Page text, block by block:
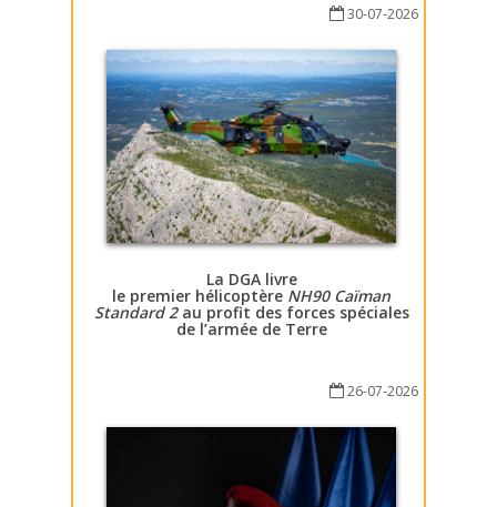
30-07-2026
La DGA livre
le premier hélicoptère NH90 Caïman
Standard 2au profit des forces spéciales
de l’armée de Terre
26-07-2026